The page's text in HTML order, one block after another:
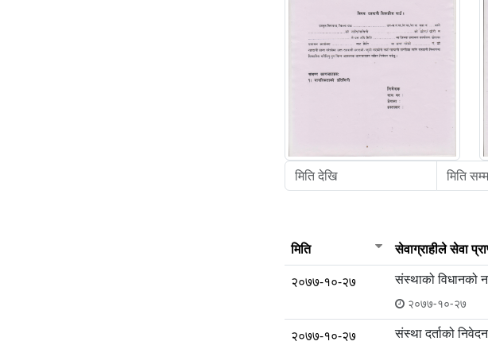
मिति
सेवाग्राहीले सेवा
२०७७-१०-२७
संस्थाको विधानको
२०७७-१०-२७
२०७७-१०-२७ संस्था दर्ताको निवेदन